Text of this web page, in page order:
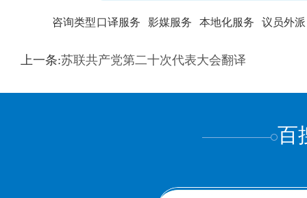
咨询类型口译服务 影媒服务 本地化服务 议员外派
训翻译 标准级 专业级 出版级
上一条:苏联共产党第二十次代表大会翻译
百